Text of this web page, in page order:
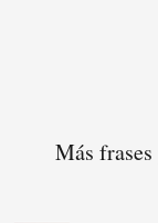
Más